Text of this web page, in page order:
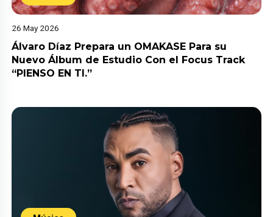
26 May 2026
Álvaro Díaz Prepara un OMAKASE Para su
Nuevo Álbum de Estudio Con el Focus Track
“PIENSO EN TI.”